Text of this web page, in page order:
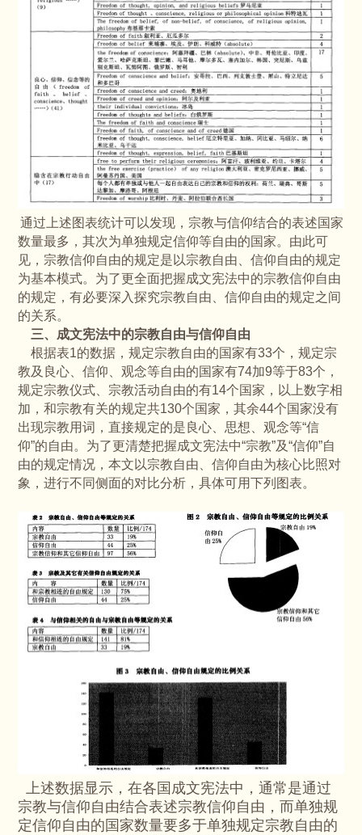
通过上述图表统计可以发现，宗教与信仰结合的表述国家
数量最多，其次为单独规定信仰等自由的国家。由此可
见，宗教信仰自由的规定是以宗教自由、信仰自由的规定
为基本模式。为了更全面把握成文宪法中的宗教信仰自由
的规定，有必要深入探究宗教自由、信仰自由的规定之间
的关系。
三、成文宪法中的宗教自由与信仰自由
根据表1的数据，规定宗教自由的国家有33个，规定宗
教及良心、信仰、观念等自由的国家有74加9等于83个，
规定宗教仪式、宗教活动自由的有14个国家，以上数字相
加，和宗教有关的规定共130个国家，其余44个国家没有
出现宗教用词，直接规定的是良心、思想、观念等“信
仰”的自由。为了更清楚把握成文宪法中“宗教”及“信仰”自
由的规定情况，本文以宗教自由、信仰自由为核心比照对
象，进行不同侧面的对比分析，具体可用下列图表。
上述数据显示，在各国成文宪法中，通常是通过
宗教与信仰自由结合表述宗教信仰自由，而单独规
定信仰自由的国家数量要多于单独规定宗教自由的